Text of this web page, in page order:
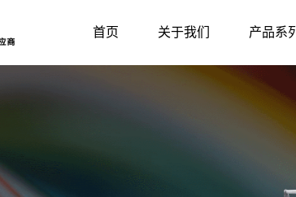
首页 关于我们 产品系
辐照橡胶挤出
绞线/束丝系列
常